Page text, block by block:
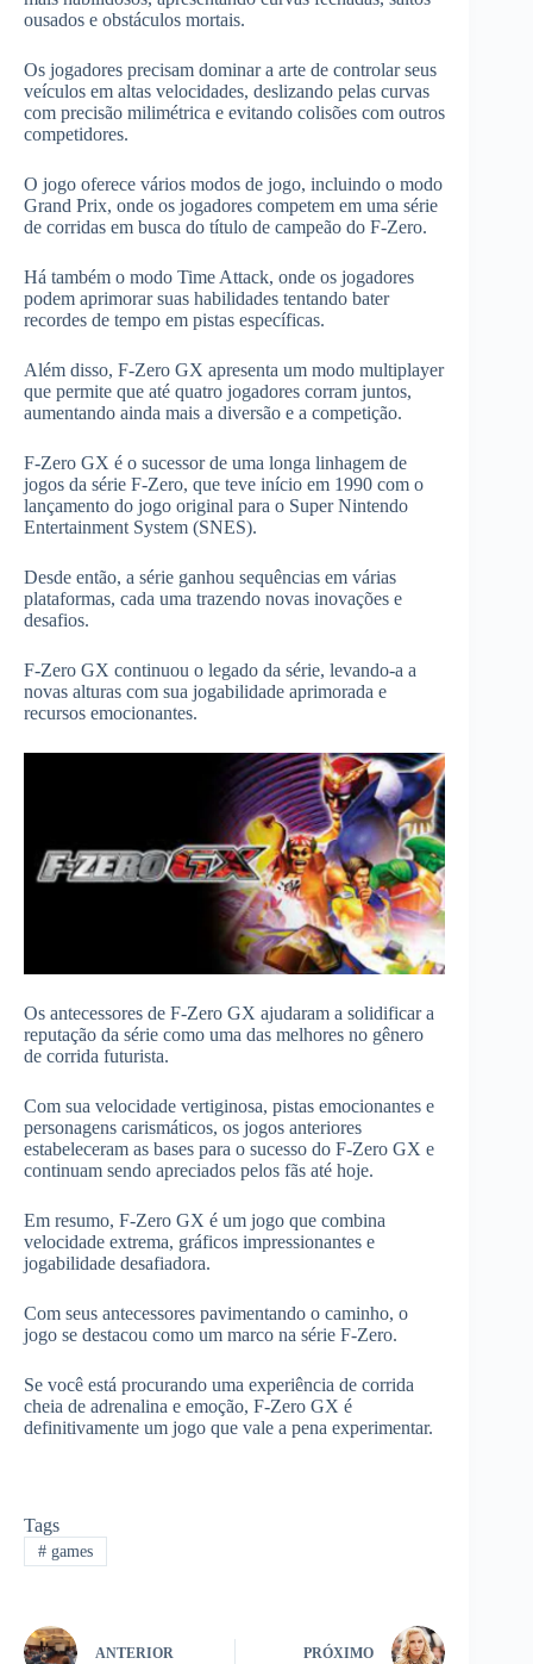
ousados ​​e obstáculos mortais.
Os jogadores precisam dominar a arte de controlar seus
veículos em altas velocidades, deslizando pelas curvas
com precisão milimétrica e evitando colisões com outros
competidores.
O jogo oferece vários modos de jogo, incluindo o modo
Grand Prix, onde os jogadores competem em uma série
de corridas em busca do título de campeão do F-Zero.
Há também o modo Time Attack, onde os jogadores
podem aprimorar suas habilidades tentando bater
recordes de tempo em pistas específicas.
Além disso, F-Zero GX apresenta um modo multiplayer
que permite que até quatro jogadores corram juntos,
aumentando ainda mais a diversão e a competição.
F-Zero GX é o sucessor de uma longa linhagem de
jogos da série F-Zero, que teve início em 1990 com o
lançamento do jogo original para o Super Nintendo
Entertainment System (SNES).
Desde então, a série ganhou sequências em várias
plataformas, cada uma trazendo novas inovações e
desafios.
F-Zero GX continuou o legado da série, levando-a a
novas alturas com sua jogabilidade aprimorada e
recursos emocionantes.
Os antecessores de F-Zero GX ajudaram a solidificar a
reputação da série como uma das melhores no gênero
de corrida futurista.
Com sua velocidade vertiginosa, pistas emocionantes e
personagens carismáticos, os jogos anteriores
estabeleceram as bases para o sucesso do F-Zero GX e
continuam sendo apreciados pelos fãs até hoje.
Em resumo, F-Zero GX é um jogo que combina
velocidade extrema, gráficos impressionantes e
jogabilidade desafiadora.
Com seus antecessores pavimentando o caminho, o
jogo se destacou como um marco na série F-Zero.
Se você está procurando uma experiência de corrida
cheia de adrenalina e emoção, F-Zero GX é
definitivamente um jogo que vale a pena experimentar.
Tags
#games
ANTERIOR PRÓXIMO